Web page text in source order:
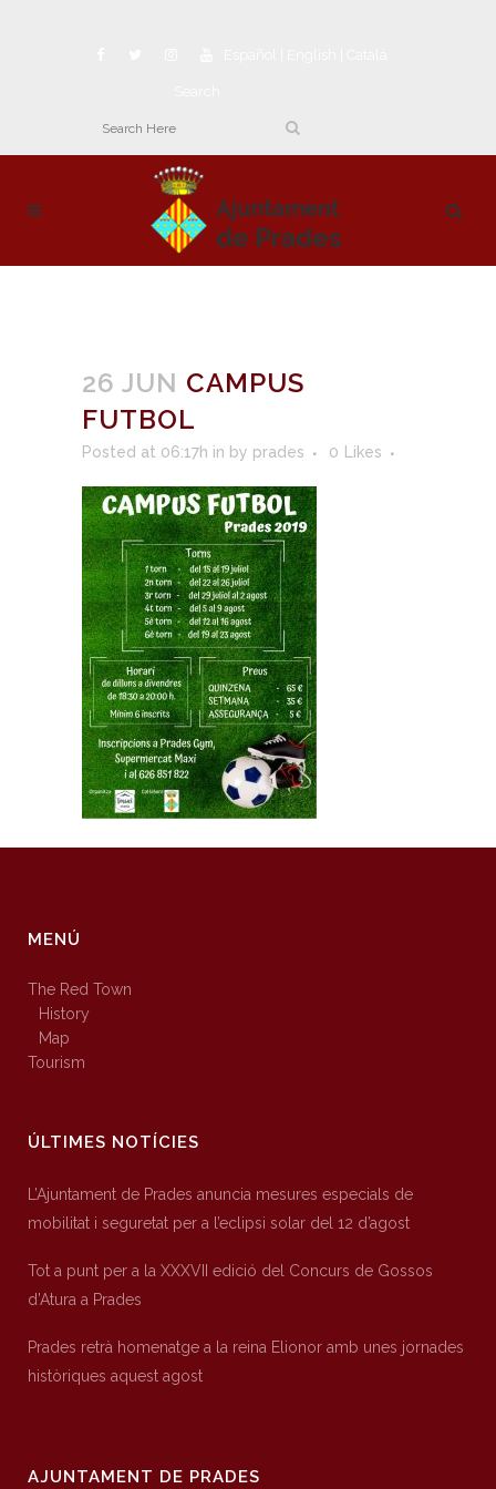
26 JUN CAMPUS
FUTBOL
Posted at 06:17h in by prades 0 Likes
MENÚ
The Red Town
History
Map
Tourism
ÚLTIMES NOTÍCIES
L’Ajuntament de Prades anuncia mesures especials de
mobilitat i seguretat per a l’eclipsi solar del 12 d’agost
Tot a punt per a la XXXVII edició del Concurs de Gossos
d’Atura a Prades
Prades retrà homenatge a la reina Elionor amb unes jornades
històriques aquest agost
AJUNTAMENT DE PRADES